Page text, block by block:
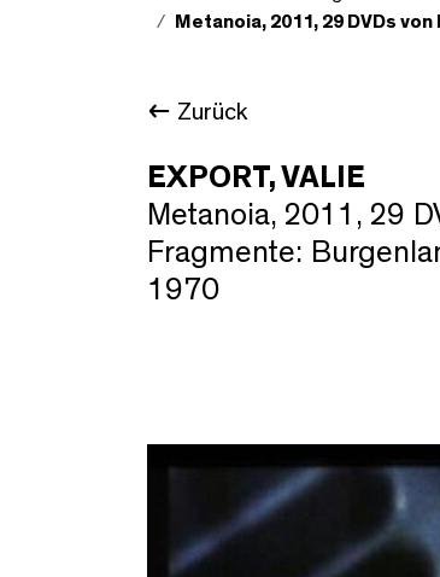
Metanoia, 2011, 29 DVDs
Zurück
EXPORT, VALIE
Metanoia, 2011, 29
Fragmente:
1970